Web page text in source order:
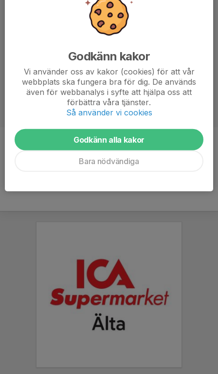
Ålder
Godkänn kakor
Vi använder oss av kakor (cookies) för att vår
webbplats ska fungera bra för dig. De används
även för webbanalys i syfte att hjälpa oss att
förbättra våra tjänster.
Så använder vi cookies
Godkänn alla kakor
Bara nödvändiga